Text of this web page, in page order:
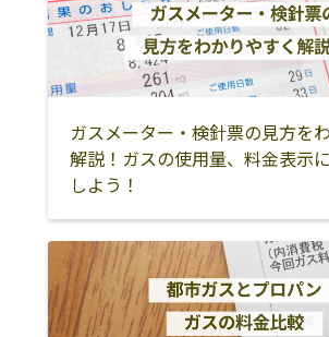
ガスメーター・検針票の見方を
解説！ガスの使用量、料金表示
しよう！